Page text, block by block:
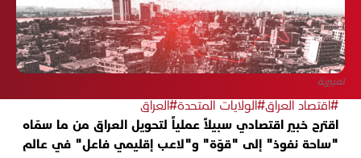
تعبيرية
#اقتصاد العراق#الولايات المتحدة#العراق
اقترح خبير اقتصادي سبيلاً عملياً لتحويل العراق من ما سمّاه
"ساحة نفوذ" إلى "قوّة" و"لاعب إقليمي فاعل" في عالم